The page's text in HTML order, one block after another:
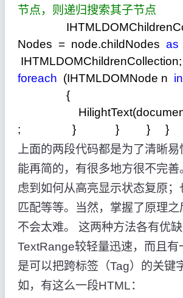
节点，则递归搜索其子节点
Nodes = node.childNodes as
foreach (IHTMLDOMNode n in
{
HilightText(document,
; } } } }
上面的两段代码都是为了清晰
能再简的，有很多地方很不完善
虑到如何从高亮显示状态复原；
匹配等等。当然，掌握了原理
不会太难。 这两种方法各有优
TextRange较轻量迅速，而且有
是可以把跨标签（Tag）的关键
如，有这么一段HTML：